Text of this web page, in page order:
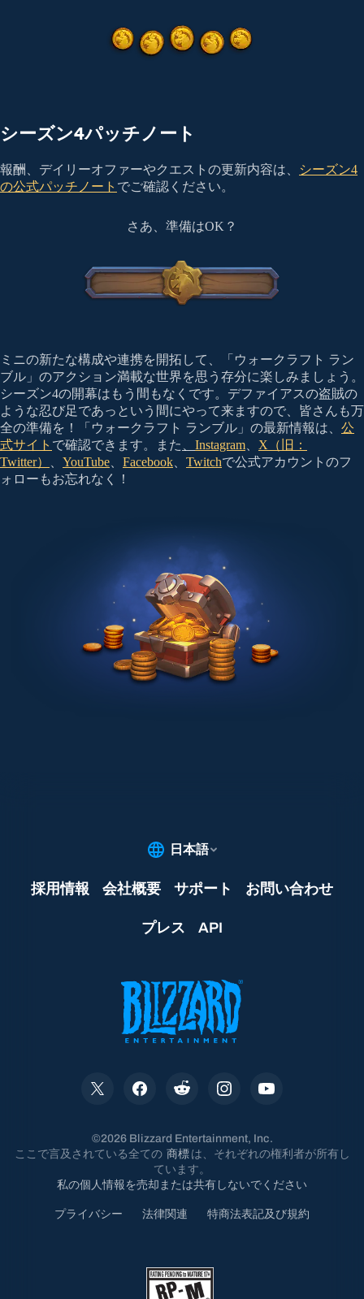
シーズン4パッチノート
報酬、デイリーオファーやクエストの更新内容は、
シーズン4
の公式パッチノート でご確認ください。
さあ、準備はOK？
ミニの新たな構成や連携を開拓して、「ウォークラフト ラン
ブル」のアクション満載な世界を思う存分に楽しみましょう。
シーズン4の開幕はもう間もなくです。デファイアスの盗賊の
ような忍び足であっという間にやって来ますので、皆さんも万
全の準備を！「ウォークラフト ランブル」の最新情報は、 公
式サイト で確認できます。また Instagram
X（旧：
Twitter）
YouTube Facebook Twitchで公式アカウントのフ
ォローもお忘れなく！